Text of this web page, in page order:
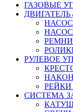
ГАЗОВЫЕ
ДВИГАТЕЛЬ
РУЛЕВОЕ
РЕЙКИ
СИСТЕМА